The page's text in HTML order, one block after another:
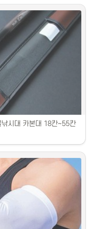
매콤하고 짭조름한 맛이 일품
가 풍부해 건강을 챙기기에
풍미로 요리에 깊이를 더해
과 진한 김의 맛이 일품입니
좋은 영양을 함유하고 있습니
재로 편안한 낚시 경험을 제
한 미끄럼 방지 소재로 안정
롬메탈 CH200, 슬림한 디자인
시대 카본대 18칸~55칸